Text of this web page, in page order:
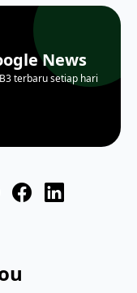
News
terbaru setiap hari